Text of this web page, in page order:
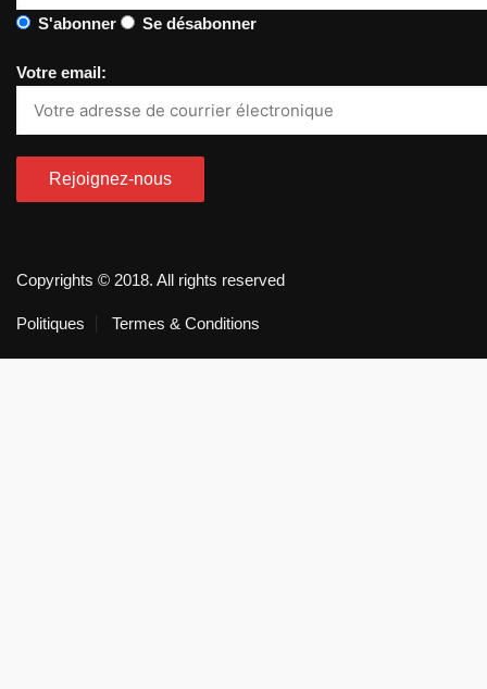
S'abonner Se désabonner
Votre email:
Copyrights © 2018. All rights reserved
Politiques Termes & Conditions